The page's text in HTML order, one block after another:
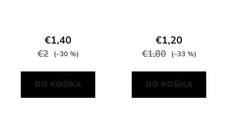
€1,40
€2 (–30 %)
DO KOŠÍKA
€1,20
€1,80 (–33 %)
DO KOŠÍKA